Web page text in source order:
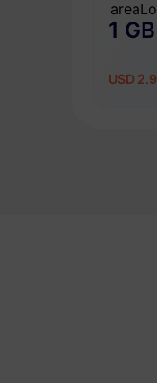
1 GB
USD